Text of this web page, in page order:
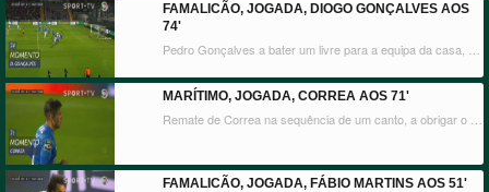
FAMALICÃO, JOGADA, DIOGO GONÇALVES AOS
74'
MARÍTIMO, JOGADA, CORREA AOS 71'
FAMALICÃO, JOGADA, FÁBIO MARTINS AOS 51'